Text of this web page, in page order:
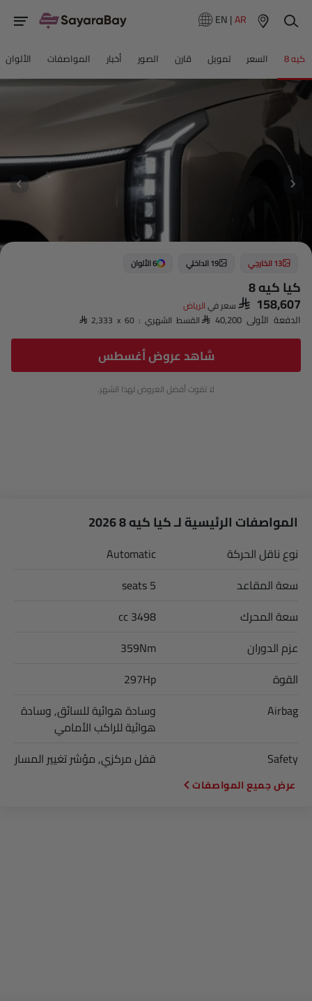
EN|AR
كيه 8 السعر تمويل قارن الصور أخبار المواصفات الألوان
13 الخارجي 19 الداخلي 6 الألوان
كيا كيه 8
SAR 158,607 سعر فيالرياض‎
الدفعة الأولى SAR 40,200 القسط الشهري : SAR 2,333 x 60
شاهد عروض أغسطس
لا تفوت أفضل العروض لهذا الشهر.
المواصفات الرئيسية لـ كيا كيه 8 2026
نوع ناقل الحركة
Automatic
سعة المقاعد
5 seats
سعة المحرك
3498 cc
عزم الدوران
359Nm
القوة
297Hp
Airbag
وسادة هوائية للسائق, وسادة
هوائية للراكب الأمامي
Safety
قفل مركزي, مؤشر تغيير المسار
المواصفات